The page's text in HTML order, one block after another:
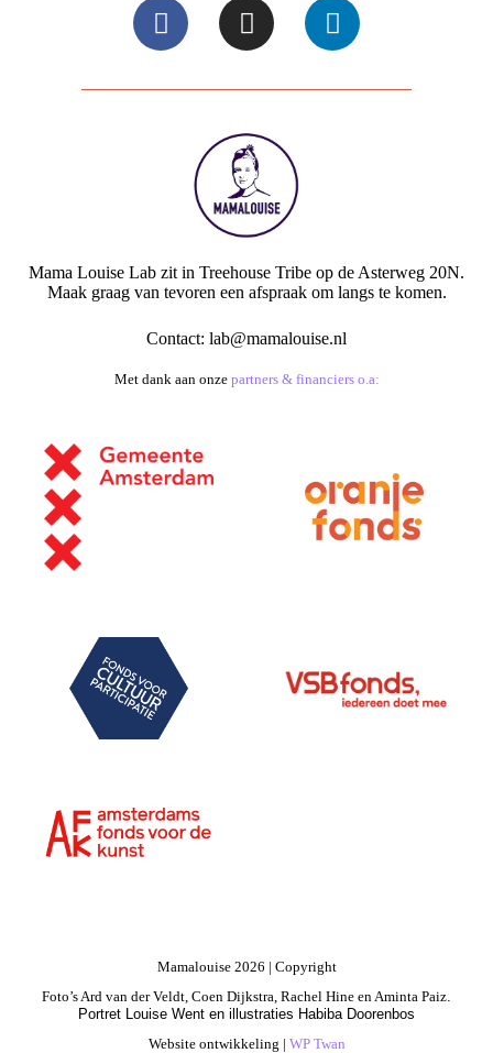
Mama Louise Lab zit in Treehouse Tribe op de Asterweg 20N.
Maak graag van tevoren een afspraak om langs te komen.
Contact: lab@mamalouise.nl
Met dank aan onze partners & financiers o.a:
Mamalouise 2026 | Copyright
Foto’s Ard van der Veldt, Coen Dijkstra, Rachel Hine en Aminta Paiz.
Portret Louise Went en illustraties Habiba Doorenbos
Website ontwikkeling | WP Twan